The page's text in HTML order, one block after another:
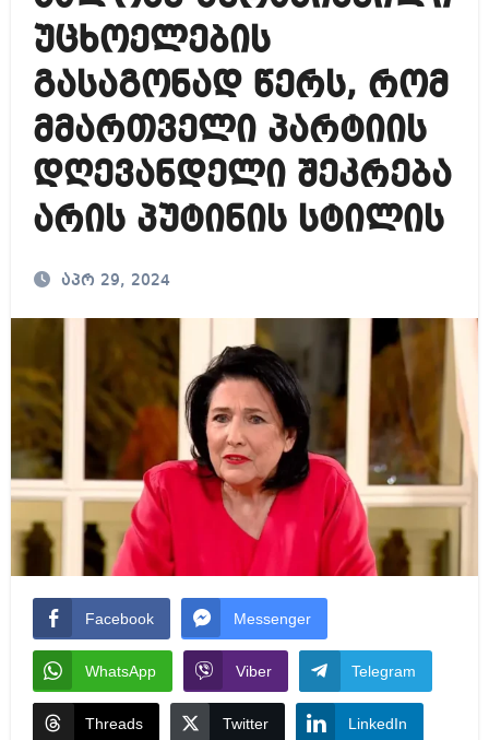
უცხოელების
გასაგონად წერს, რომ
მმართველი პარტიის
დღევანდელი შეკრება
არის პუტინის სტილის
აპრ 29, 2024
Facebook Messenger
WhatsApp Viber Telegram
Threads Twitter LinkedIn